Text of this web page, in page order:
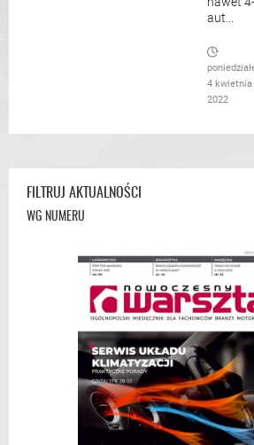
aut...
4 kwietnia
2022
FILTRUJ AKTUALNOŚCI
WG NUMERU